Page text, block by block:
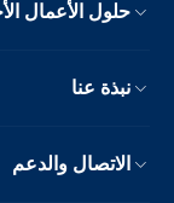
حلول الأعمال
نبذة عنا
الاتصال والدعم